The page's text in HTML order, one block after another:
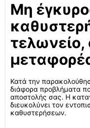
Μη
τελωνείο,
Κατά την
διάφορα προβλήματα
αποστολής σας. Η
διευκολύνει τον
καθυστερήσεων.